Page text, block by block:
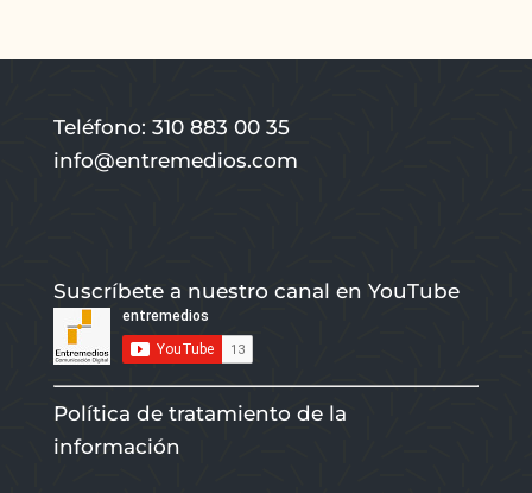
Teléfono: 310 883 00 35
info@entremedios.com
Suscríbete a nuestro canal en YouTube
Política de tratamiento de la
información